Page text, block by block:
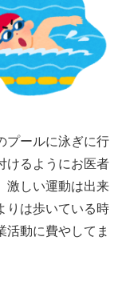
プールに泳ぎに行
けるようにお医者
激しい運動は出来
りは歩いている時
活動に費やしてま